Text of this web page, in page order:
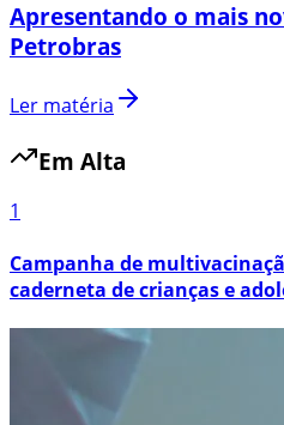
Apresentando o mais
Petrobras
Ler matéria
Em Alta
1
Campanha de
caderneta de crianças e